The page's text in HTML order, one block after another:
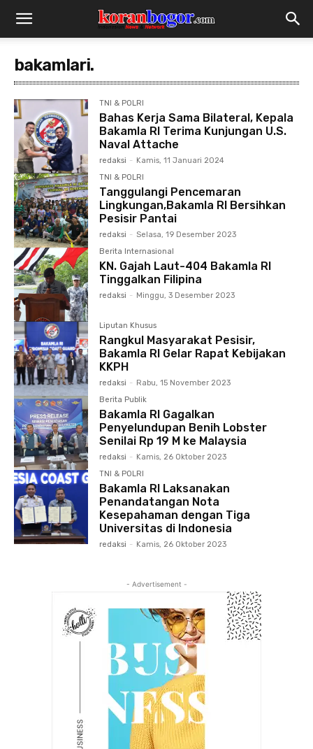
bakamlari.
TNI & POLRI
Bahas Kerja Sama Bilateral, Kepala
Bakamla RI Terima Kunjungan U.S.
Naval Attache
redaksi - Kamis, 11 Januari 2024
TNI & POLRI
Tanggulangi Pencemaran
Lingkungan,Bakamla RI Bersihkan
Pesisir Pantai
redaksi - Selasa, 19 Desember 2023
Berita Internasional
KN. Gajah Laut-404 Bakamla RI
Tinggalkan Filipina
redaksi - Minggu, 3 Desember 2023
Liputan Khusus
Rangkul Masyarakat Pesisir,
Bakamla RI Gelar Rapat Kebijakan
KKPH
redaksi -
Rabu, 15 November 2023
Berita Publik
Bakamla RI Gagalkan
Penyelundupan Benih Lobster
Senilai Rp 19 M ke Malaysia
redaksi -
Kamis, 26 Oktober 2023
TNI & POLRI
Bakamla RI Laksanakan
Penandatangan Nota
Kesepahaman dengan Tiga
Universitas di Indonesia
redaksi - Kamis, 26 Oktober 2023
- Advertisement -